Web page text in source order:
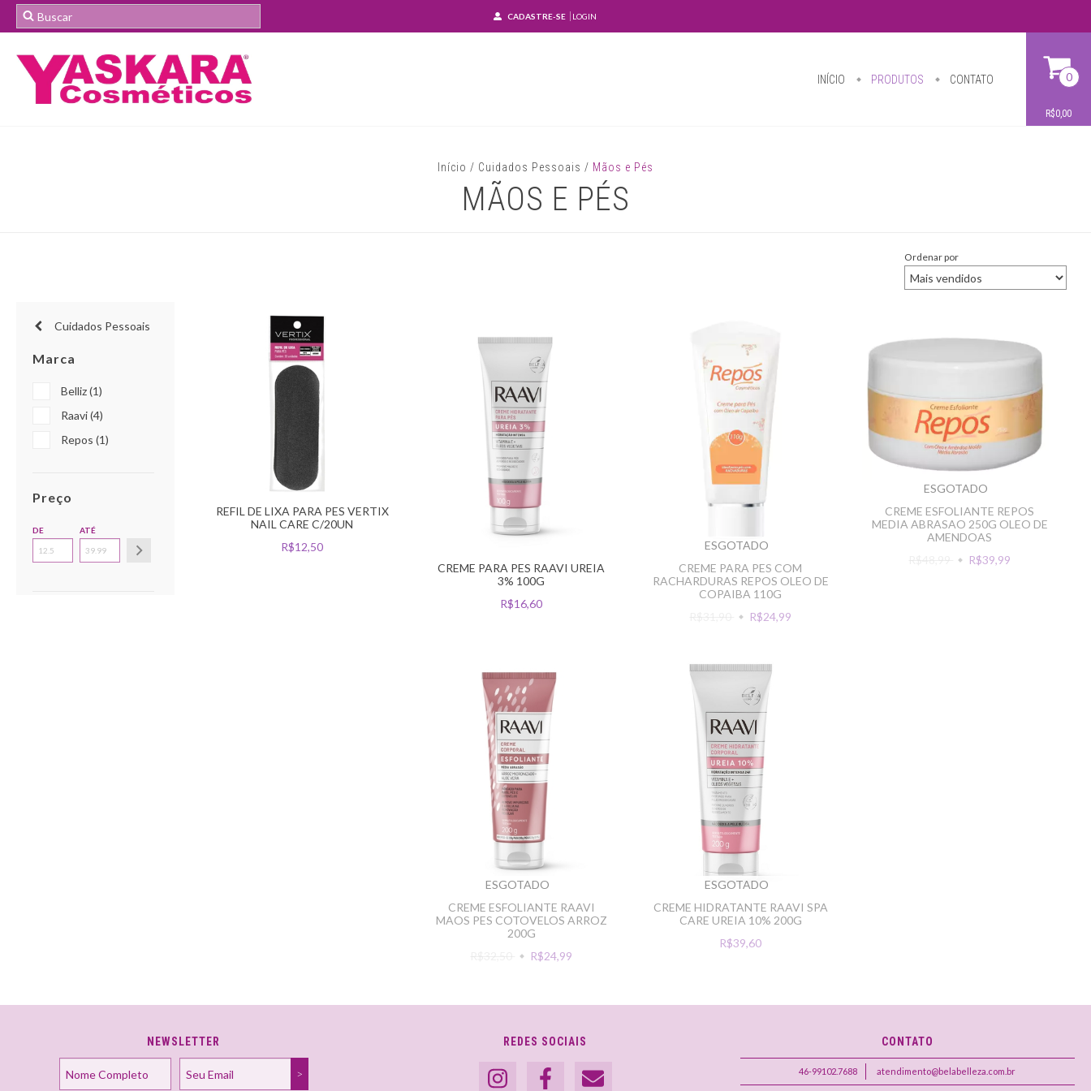
CADASTRE-SE LOGIN
INÍCIO PRODUTOS CONTATO 0
R$0,00
Início / Cuidados Pessoais / Mãos e Pés
MÃOS E PÉS
Ordenar por
Cuidados Pessoais
Marca
Belliz (1)
Raavi (4)
Repos (1)
Preço
DE ATÉ
REFIL DE LIXA PARA PES VERTIX
NAIL CARE C/20UN
R$12,50
CREME PARA PES RAAVI UREIA
3% 100G
R$16,60
ESGOTADO
CREME PARA PES COM
RACHARDURAS REPOS OLEO DE
COPAIBA 110G
R$31,90
R$24,99
ESGOTADO
CREME ESFOLIANTE REPOS
MEDIA ABRASAO 250G OLEO DE
AMENDOAS
R$48,99
R$39,99
ESGOTADO
CREME ESFOLIANTE RAAVI
MAOS PES COTOVELOS ARROZ
200G
R$32,50
R$24,99
ESGOTADO
CREME HIDRATANTE RAAVI SPA
CARE UREIA 10% 200G
R$39,60
NEWSLETTER REDES SOCIAIS CONTATO
46-99102.7688 atendimento@belabelleza.com.br